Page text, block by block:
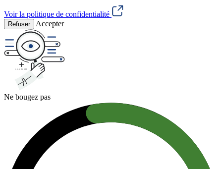
Voir la politique de confidentialité
Refuser Accepter
Ne bougez pas